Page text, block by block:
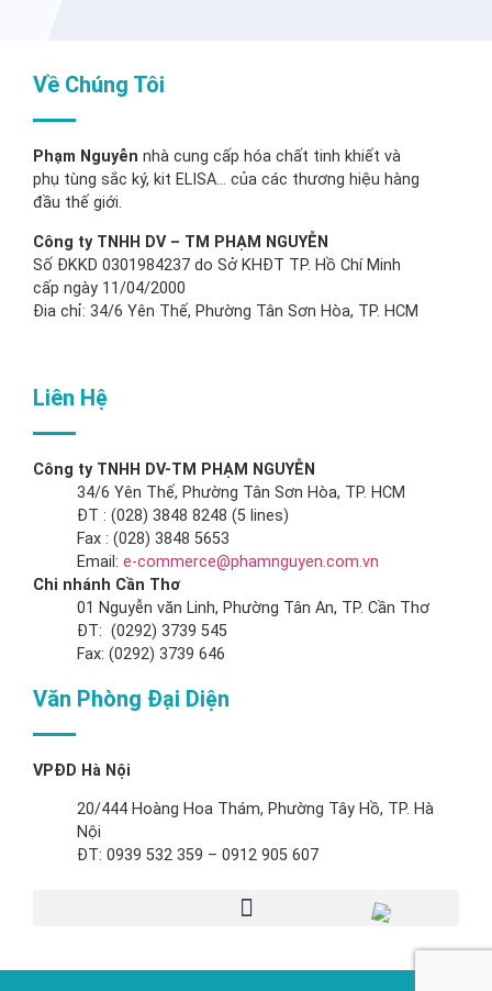
Về Chúng Tôi
Phạm Nguyễn nhà cung cấp hóa chất tinh khiết và
phụ tùng sắc ký, kit ELISA… của các thương hiệu hàng
đầu thế giới.
Công ty TNHH DV – TM PHẠM NGUYỄN
Số ĐKKD 0301984237 do Sở KHĐT TP. Hồ Chí Minh
cấp ngày 11/04/2000
Đia chỉ: 34/6 Yên Thế, Phường Tân Sơn Hòa, TP. HCM
Liên Hệ
Công ty TNHH DV-TM PHẠM NGUYỄN
34/6 Yên Thế, Phường Tân Sơn Hòa, TP. HCM
ĐT : (028) 3848 8248 (5 lines)
Fax : (028) 3848 5653
Email: e-commerce@phamnguyen.com.vn
Chi nhánh Cần Thơ
01 Nguyễn văn Linh, Phường Tân An, TP. Cần Thơ
ĐT: (0292) 3739 545
Fax: (0292) 3739 646
Văn Phòng Đại Diện
VPĐD Hà Nội
20/444 Hoàng Hoa Thám, Phường Tây Hồ, TP. Hà
Nội
ĐT: 0939 532 359 – 0912 905 607